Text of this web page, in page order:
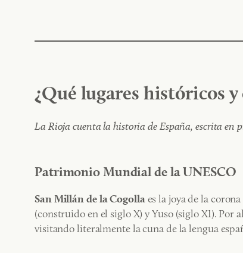
¿Qué lugares históricos
La Rioja cuenta la historia de España, escrita en
Patrimonio Mundial de la UNESCO
San Millán de la Cogollaes la joya de la
(construido en el siglo X) y Yuso (siglo XI). Por
visitando literalmente la cuna de la lengua